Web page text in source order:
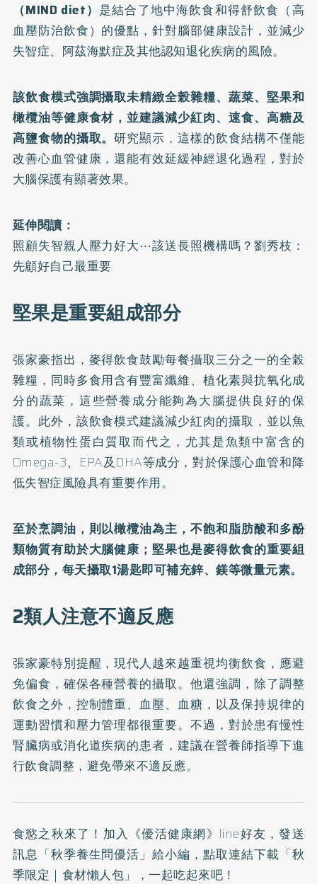
（MIND diet） 是結合了地中海飲食和得舒飲食（高
血壓防治飲食）的優點，針對腦部健康設計，並減少
失智症、阿茲海默症及其他認知退化疾病的風險。
該飲食模式強調攝取未精緻全榖雜糧、蔬菜、堅果和
橄欖油等健康食材，並建議減少紅肉、速食、高糖及
高鹽食物的攝取。研究顯示，這樣的飲食結構不僅能
改善心血管健康，還能有效延緩神經退化過程，對於
大腦保護有顯著效果。
延伸閱讀：
照顧失智親人壓力好大⋯該送長照機構嗎？劉秀枝：
先顧好自己最重要
堅果是重要組成部分
張家豪指出，麥得飲食鼓勵每餐攝取三分之一的全榖
雜糧，同時多食用含有豐富纖維、植化素與抗氧化成
分的蔬菜，這些營養成分能夠為大腦提供良好的保
護。此外，該飲食模式建議減少紅肉的攝取，並以魚
類或植物性蛋白質取而代之，尤其是魚類中富含的
Omega-3、EPA及DHA等成分，對於保護心血管和降
低失智症風險具有重要作用。
至於烹調油，則以橄欖油為主，不飽和脂肪酸和多酚
類物質有助於大腦健康；堅果也是麥得飲食的重要組
成部分，每天攝取1湯匙即可補充鋅、鎂等微量元素。
2類人注意不適反應
張家豪特別提醒，現代人越來越重視均衡飲食，應避
免偏食，確保各種營養的攝取。他還強調，除了調整
飲食之外，控制體重、血壓、血糖，以及保持規律的
運動習慣和壓力管理都很重要。不過，對於患有慢性
腎臟病或消化道疾病的患者，建議在營養師指導下進
行飲食調整，避免帶來不適反應。
食慾之秋來了！加入 《優活健康網》line好友 ，發送
訊息「秋季養生問優活」給小編，點取連結下載「秋
季限定｜食材懶人包」，一起吃起來吧！